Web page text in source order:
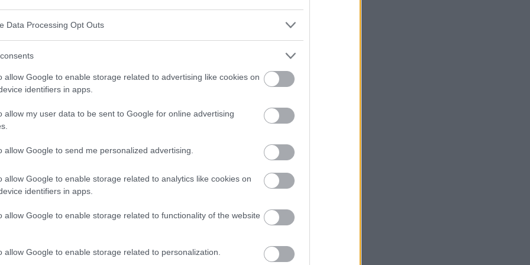
Data Processing Opt Outs
allow Google to enable storage related to advertising like cookies on
identifiers in apps.
allow my user data to be sent to Google for online advertising
allow Google to send me personalized advertising.
allow Google to enable storage related to analytics like cookies on
identifiers in apps.
allow Google to enable storage related to functionality of the website
allow Google to enable storage related to personalization.
mentionnés.
conséquences - plus lointaines - de la maladie.
la peine de prendre des mesures pour réduire le
sociale, le port de masques dans les lieux
sont des outils essentiels dans la lutte contre le
le sur Facebook!
? Suivez-nous sur Google News